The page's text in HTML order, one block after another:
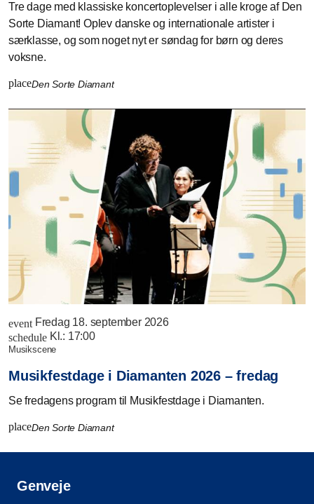
Tre dage med klassiske koncertoplevelser i alle kroge af Den
Sorte Diamant! Oplev danske og internationale artister i
særklasse, og som noget nyt er søndag for børn og deres
voksne.
placeDen Sorte Diamant
event Fredag 18. september 2026
schedule Kl.: 17:00
musikscene
Musikfestdage i Diamanten 2026 – fredag
Se fredagens program til Musikfestdage i Diamanten.
placeDen Sorte Diamant
Genveje